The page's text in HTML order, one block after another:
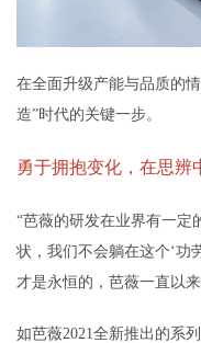
在全面升级产能与品质的
造”时代的关键一步。
勇于拥抱变化，在思辨
“芭薇的研发在业界有一定
状，我们不会躺在这个‘功
才是永恒的，芭薇一直以
如芭薇2021全新推出的系